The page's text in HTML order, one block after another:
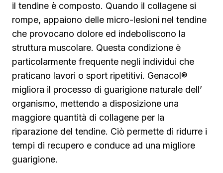
il tendine è composto. Quando il collagene si
rompe, appaiono delle micro-lesioni nel tendine
che provocano dolore ed indeboliscono la
struttura muscolare. Questa condizione è
particolarmente frequente negli individui che
praticano lavori o sport ripetitivi. Genacol®
migliora il processo di guarigione naturale dell’
organismo, mettendo a disposizione una
maggiore quantità di collagene per la
riparazione del tendine. Ciò permette di ridurre i
tempi di recupero e conduce ad una migliore
guarigione.